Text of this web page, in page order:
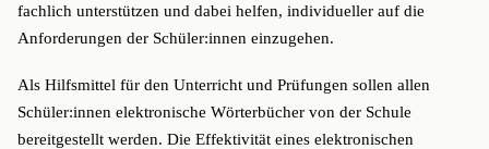
fachlich unterstützen und dabei helfen, individueller auf die
Anforderungen der Schüler:innen einzugehen.
Als Hilfsmittel für den Unterricht und Prüfungen sollen allen
Schüler:innen elektronische Wörterbücher von der Schule
bereitgestellt werden. Die Effektivität eines elektronischen